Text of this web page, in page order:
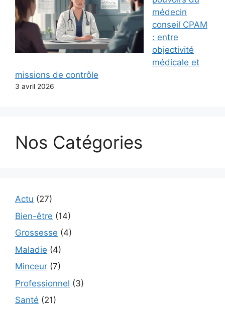
médecin
conseil CPAM
: entre
objectivité
médicale et
missions de contrôle
3 avril 2026
Nos Catégories
Actu (27)
Bien-être (14)
Grossesse (4)
Maladie (4)
Minceur (7)
Professionnel (3)
Santé (21)